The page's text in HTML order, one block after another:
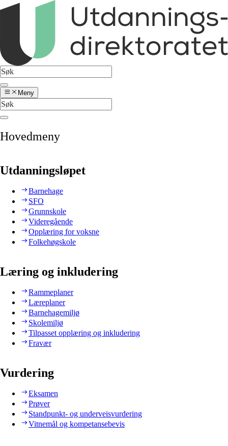
Meny
Hovedmeny
Utdanningsløpet
Barnehage
SFO
Grunnskole
Videregående
Opplæring for voksne
Folkehøgskole
Læring og inkludering
Rammeplaner
Læreplaner
Barnehagemiljø
Skolemiljø
Tilpasset opplæring og inkludering
Fravær
Vurdering
Eksamen
Prøver
Standpunkt- og underveisvurdering
Vitnemål og kompetansebevis